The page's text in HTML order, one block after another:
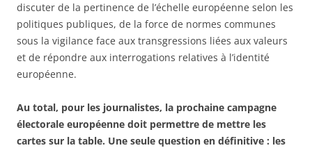
discuter de la pertinence de l’échelle européenne selon les
politiques publiques, de la force de normes communes
sous la vigilance face aux transgressions liées aux valeurs
et de répondre aux interrogations relatives à l’identité
européenne.
Au total, pour les journalistes, la prochaine campagne
électorale européenne doit permettre de mettre les
cartes sur la table. Une seule question en définitive : les